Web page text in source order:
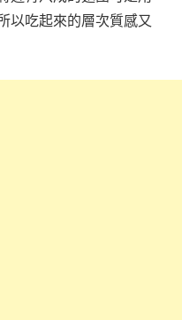
以吃起來的層次質感又